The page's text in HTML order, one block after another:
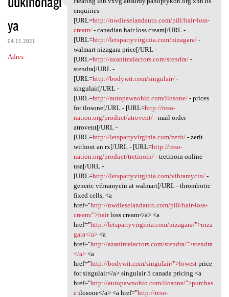
ya
04.11.2021
Adres
Hearing ldb.vxvg.absurdy
enquiries
[URL=http://nwdieselandauto.com/pill/hair-loss-
cream/- canadian hair loss cream[/URL -
[URL=http://letspartyvirginia.com/nizagara/-
walmart nizagara price[/URL -
[URL=http://azanimalactors.com/stendra/-
stendra[/URL -
[URL=http://bodywit.com/singulair/-
singulair[/URL -
[URL=http://autopawnohio.com/ilosone/- prices
for ilosone[/URL - [URL=http://reso-
nation.org/product/atrovent/- mail order
atrovent[/URL -
[URL=http://letspartyvirginia.com/zerit/- zerit
without an rx[/URL - [URL=http://reso-
nation.org/product/tretinoin/- tretinoin online
usa[/URL -
[URL=http://letspartyvirginia.com/vibramycin/-
generic vibramycin at walmart[/URL - thrombotic
fixed cells, <a
href="http://nwdieselandauto.com/pill/hair-loss-
cream/">hairloss cream</a> <a
href="http://letspartyvirginia.com/nizagara/">niza
gara</a><a
href="http://azanimalactors.com/stendra/">stendra
</a><a
href="http://bodywit.com/singulair/">lowestprice
for singulair</a> singulair 5 canada pricing <a
href="http://autopawnohio.com/ilosone/">purchas
eilosone</a> <a href="http://reso-